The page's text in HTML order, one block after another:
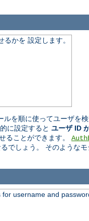
かを 設定します。
を順に使ってユーザを
に設定すると ユーザ ID
ることができます。
でしょう。 そのような
username and